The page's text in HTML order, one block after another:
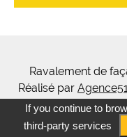
Ravalement de
Réalisé par
cookies
If you continue to
third-party services